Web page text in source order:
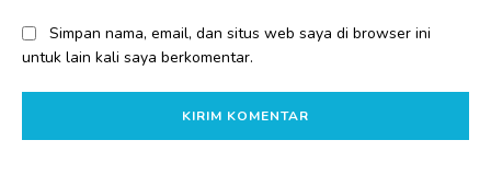
Simpan nama, email, dan situs web saya di browser ini
untuk lain kali saya berkomentar.